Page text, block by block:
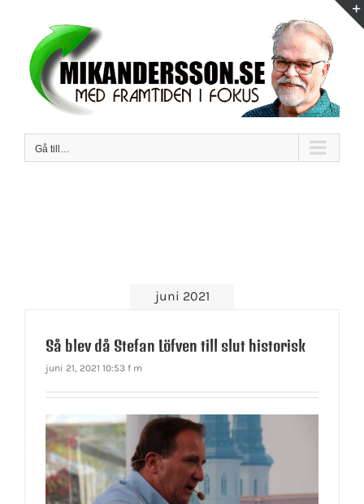
innehållet
Gå till…
juni 2021
Så blev då Stefan Löfven till slut historisk
juni 21, 2021 10:53 f m